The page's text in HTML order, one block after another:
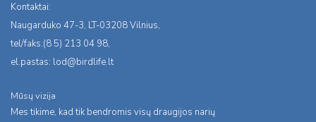
Kontaktai:
Naugarduko 47-3, LT-03208 Vilnius,
tel/faks:(8 5) 213 04 98,
el.pastas: lod@birdlife.lt
Mūsų vizija
Mes tikime, kad tik bendromis visų draugijos narių